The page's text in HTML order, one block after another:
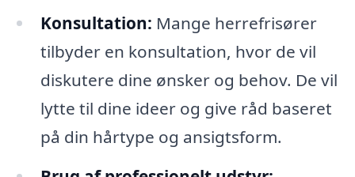
Konsultation: Mange herrefrisører
tilbyder en konsultation, hvor de vil
diskutere dine ønsker og behov. De vil
lytte til dine ideer og give råd baseret
på din hårtype og ansigtsform.